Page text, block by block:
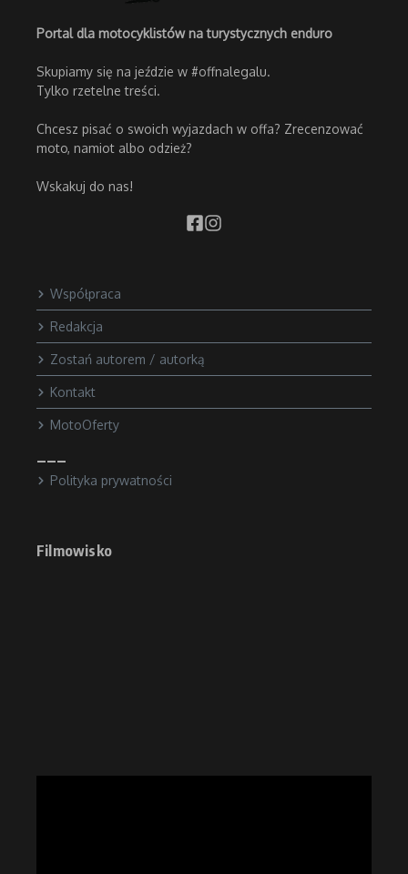
Portal dla motocyklistów na turystycznych enduro
Skupiamy się na jeździe w #offnalegalu.
Tylko rzetelne treści.
Chcesz pisać o swoich wyjazdach w offa? Zrecenzować
moto, namiot albo odzież?
Wskakuj do nas!
Współpraca
Redakcja
Zostań autorem / autorką
Kontakt
MotoOferty
Polityka prywatności
Filmowisko